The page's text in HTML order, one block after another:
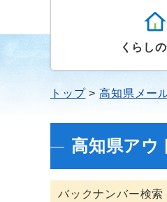
くらし
トップ 高知県メー
高知県アウ